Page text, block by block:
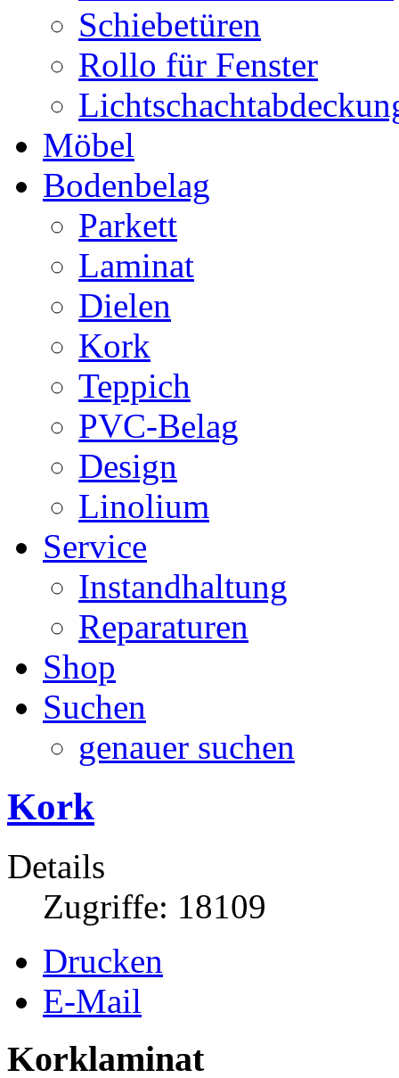
Schiebetüren
Rollo für Fenster
Möbel
Bodenbelag
Parkett
Laminat
Dielen
Kork
Teppich
PVC-Belag
Design
Linolium
Service
Instandhaltung
Reparaturen
Shop
Suchen
genauer suchen
Kork
Details
Zugriffe: 18109
Drucken
E-Mail
Korklaminat